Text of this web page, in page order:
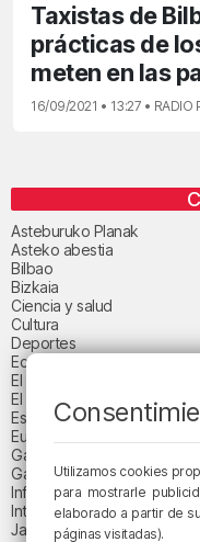
Taxistas de
prácticas de
meten en las
16/09/2021 • 13:27 • RADIO
Asteburuko Planak
Asteko abestia
Bilbao
Bizkaia
Ciencia y salud
Cultura
Deportes
Economía
El paisaje de la semana
El paisaje del día
Espacio patrocinado
Euskadi
Gastronomía
Gaurko abestia
Informativos
Internacional
Jaialdi 2025
Utilizamos cookies
para mostrarle
elaborado a partir de
páginas visitadas).